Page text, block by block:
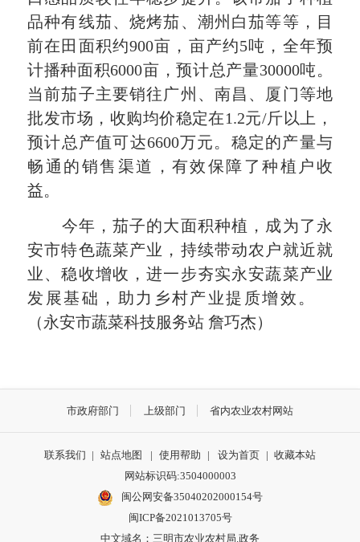
品种有线茄、烧烤茄、潮州白茄等等，目
前在田面积约900亩，亩产约5吨，全年预
计播种面积6000亩，预计总产量30000吨。
当前茄子主要销往广州、南昌、厦门等地
批发市场，收购均价稳定在1.2元/斤以上，
预计总产值可达6600万元。稳定的产量与
畅通的销售渠道，有效保障了种植户收
益。
今年，茄子的大面积种植，成为了永
安市特色蔬菜产业，持续带动农户就近就
业、稳收增收，进一步夯实永安蔬菜产业
发展基础，助力乡村产业提质增效。
（永安市蔬菜科技服务站 詹巧杰）
市政府部门 上级部门 省内农业农村网站
联系我们 | 站点地图 | 使用帮助 | 设为首页 | 收藏本站
网站标识码:3504000003
闽公网安备35040202000154号
闽ICP备2021013705号
中文域名：三明市农业农村局.政务